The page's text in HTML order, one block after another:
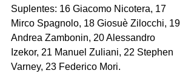
Suplentes: 16 Giacomo Nicotera, 17
Mirco Spagnolo, 18 Giosuè Zilocchi, 19
Andrea Zambonin, 20 Alessandro
Izekor, 21 Manuel Zuliani, 22 Stephen
Varney, 23 Federico Mori.